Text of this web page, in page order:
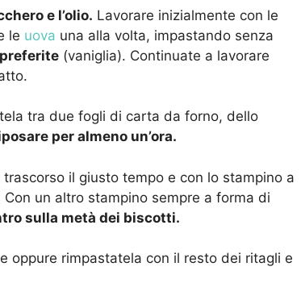
e l’olio. Lavorare inizialmente con le
le uova una alla volta, impastando senza
preferite (vaniglia). Continuate a lavorare
tra due fogli di carta da forno, dello
per almeno un’ora.
trascorso il giusto tempo e con lo stampino a
un altro stampino sempre a forma di
sulla metà dei biscotti.
oppure rimpastatela con il resto dei ritagli e